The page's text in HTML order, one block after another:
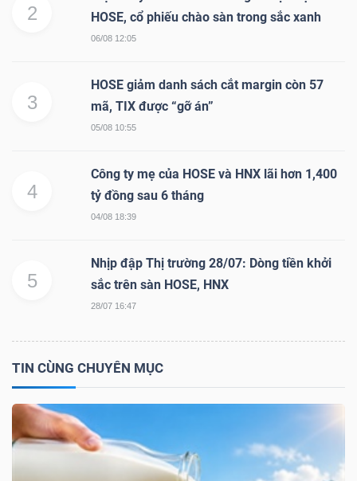
2
HOSE, cổ phiếu chào sàn trong sắc xanh
06/08 12:05
3
HOSE giảm danh sách cắt margin còn 57
mã, TIX được “gỡ án”
05/08 10:55
4
Công ty mẹ của HOSE và HNX lãi hơn 1,400
tỷ đồng sau 6 tháng
04/08 18:39
5
Nhịp đập Thị trường 28/07: Dòng tiền khởi
sắc trên sàn HOSE, HNX
28/07 16:47
TIN CÙNG CHUYÊN MỤC
YẾU
TIÊU
SÓC
TÀI